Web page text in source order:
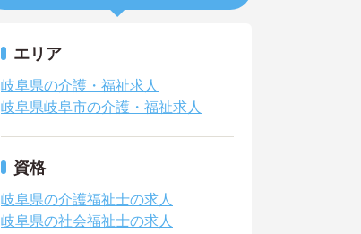
エリア
岐阜県の介護・福祉求人
岐阜県岐阜市の介護・福祉求人
資格
岐阜県の介護福祉士の求人
岐阜県の社会福祉士の求人